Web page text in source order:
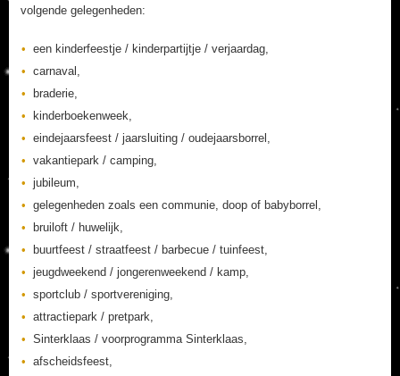
volgende gelegenheden:
een kinderfeestje / kinderpartijtje / verjaardag,
carnaval,
braderie,
kinderboekenweek,
eindejaarsfeest / jaarsluiting / oudejaarsborrel,
vakantiepark / camping,
jubileum,
gelegenheden zoals een communie, doop of babyborrel,
bruiloft / huwelijk,
buurtfeest / straatfeest / barbecue / tuinfeest,
jeugdweekend / jongerenweekend / kamp,
sportclub / sportvereniging,
attractiepark / pretpark,
Sinterklaas / voorprogramma Sinterklaas,
afscheidsfeest,